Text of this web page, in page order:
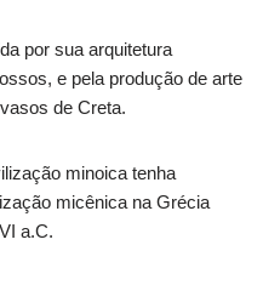
por sua arquitetura
e pela produção de arte
de Creta.
minoica tenha
micênica na Grécia
a.C.